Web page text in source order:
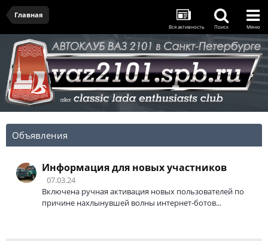
Главная
Вся активность Поиск Меню
Объявления
Информация для новых участников
07.03.24
Включена ручная активация новых пользователей по
причине нахлынувшей волны интернет-ботов...